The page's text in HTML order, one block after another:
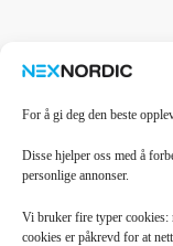
For å gi deg den beste
Disse hjelper oss med å
personlige annonser.
Vi bruker fire typer cookies:
cookies er påkrevd for at